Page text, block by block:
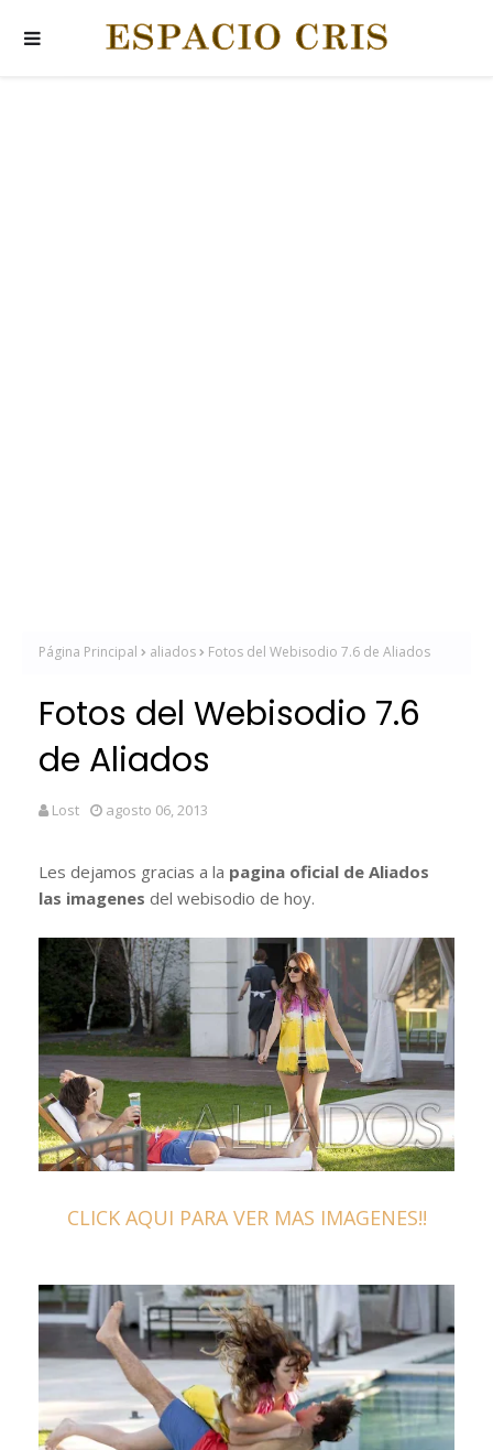
Página Principal aliados Fotos del Webisodio 7.6 de Aliados
Fotos del Webisodio 7.6
de Aliados
Lost agosto 06, 2013
Les dejamos gracias a la pagina oficial de Aliados
las imagenes del webisodio de hoy.
CLICK AQUI PARA VER MAS IMAGENES!!